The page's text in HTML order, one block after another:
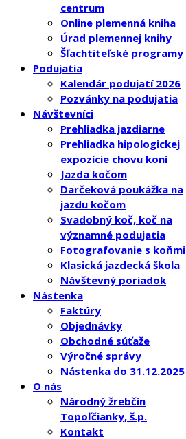
centrum
Online plemenná kniha
Úrad plemennej knihy
Šľachtiteľské programy
Podujatia
Kalendár podujatí 2026
Pozvánky na podujatia
Návštevníci
Prehliadka jazdiarne
Prehliadka hipologickej
expozície chovu koní
Jazda kočom
Darčeková poukážka na
jazdu kočom
Svadobný koč, koč na
významné podujatia
Fotografovanie s koňmi
Klasická jazdecká škola
Návštevný poriadok
Nástenka
Faktúry
Objednávky
Obchodné súťaže
Výročné správy
Nástenka do 31.12.2025
O nás
Národný žrebčín
Topoľčianky, š.p.
Kontakt